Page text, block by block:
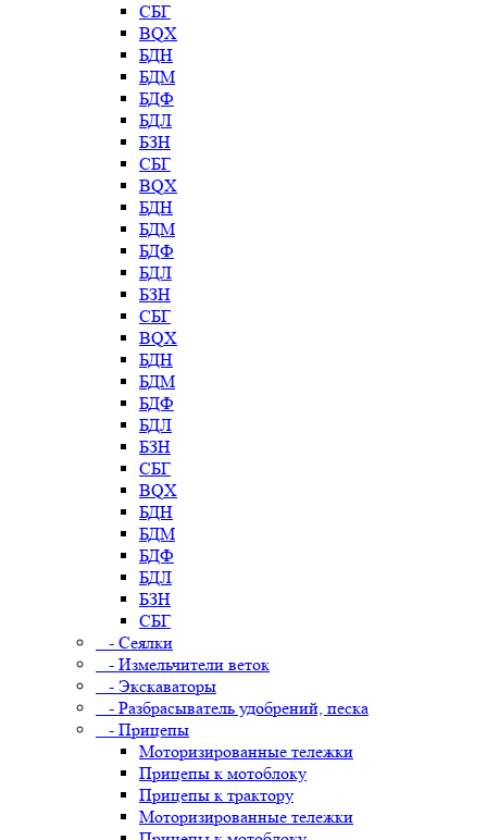
СБГ
BQX
БДН
БДМ
БДФ
БДЛ
БЗН
СБГ
BQX
БДН
БДМ
БДФ
БДЛ
БЗН
СБГ
BQX
БДН
БДМ
БДФ
БДЛ
БЗН
СБГ
BQX
БДН
БДМ
БДФ
БДЛ
БЗН
СБГ
- Сеялки
- Измельчители веток
- Экскаваторы
- Разбрасыватель удобрений, песка
- Прицепы
Моторизированные тележки
Прицепы к мотоблоку
Прицепы к трактору
Моторизированные тележки